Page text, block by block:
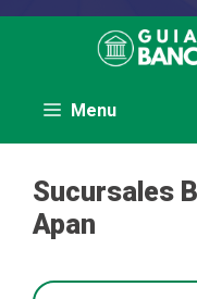
Menu
Sucursales
Apan